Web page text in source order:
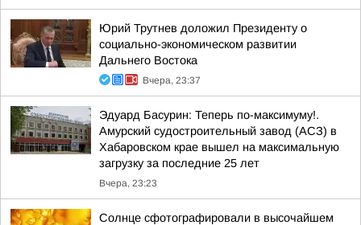
Юрий Трутнев доложил Президенту о
социально-экономическом развитии
Дальнего Востока
Вчера, 23:37
Эдуард Басурин: Теперь по-максимуму!.
Амурский судостроительный завод (АСЗ) в
Хабаровском крае вышел на максимальную
загрузку за последние 25 лет
Вчера, 23:23
Солнце сфотографировали в высочайшем